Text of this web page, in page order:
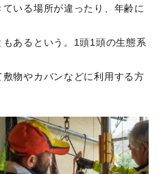
いる場所が違ったり、年齢に
あるという。1頭1頭の生態系
物やカバンなどに利用する方